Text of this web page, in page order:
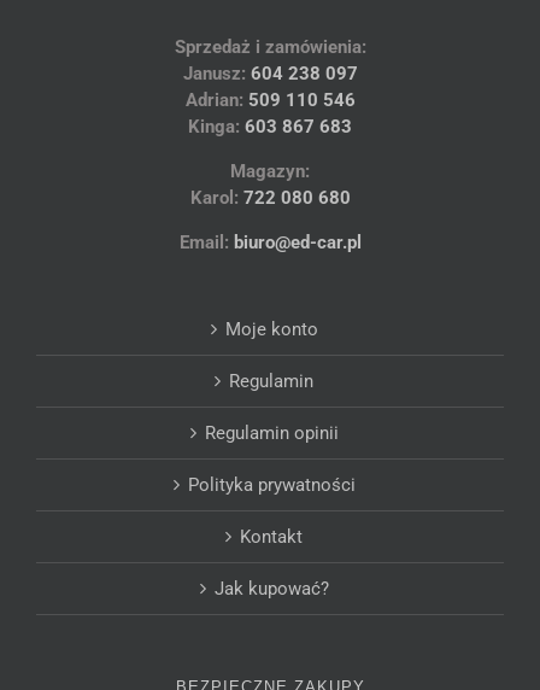
Sprzedaż i zamówienia:
Janusz: 604 238 097
Adrian: 509 110 546
Kinga: 603 867 683
Magazyn:
Karol: 722 080 680
Email: biuro@ed-car.pl
Moje konto
Regulamin
Regulamin opinii
Polityka prywatności
Kontakt
Jak kupować?